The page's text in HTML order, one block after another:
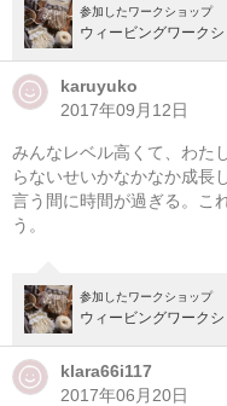
参加したワークショップ
ウィービングワーク
karuyuko
2017年09月12日
みんなレベル高くて、わた
らないせいかなかなか成長
言う間に時間が過ぎる。こ
う。
参加したワークショップ
ウィービングワーク
klara66i117
2017年06月20日